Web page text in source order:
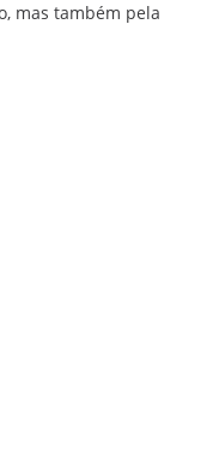
mas também pela